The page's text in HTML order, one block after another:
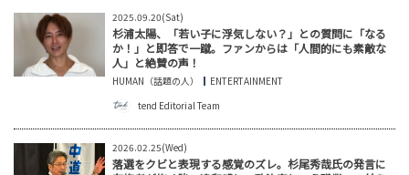
2025.09.20(Sat)
杉浦太陽、「若い子に浮気しない？」との質問に「なる
か！」と即答で一蹴。ファンからは「人間的にも素敵な
人」と絶賛の声！
HUMAN（話題の人）
ENTERTAINMENT
tend Editorial Team
2026.02.25(Wed)
落選をクビと表現する感覚のズレ。杉尾秀哉氏の発言に